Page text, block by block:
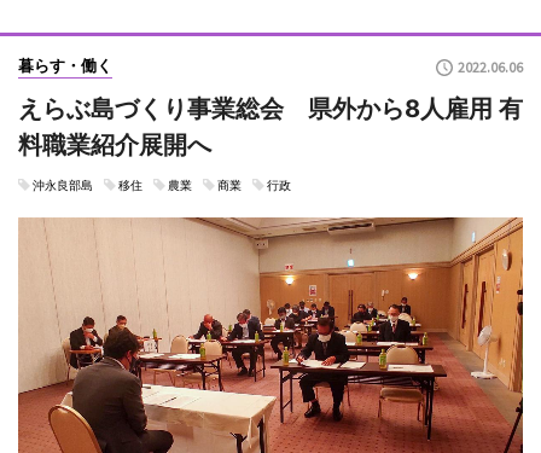
暮らす・働く 2022.06.06
えらぶ島づくり事業総会 県外から8人雇用 有
料職業紹介展開へ
沖永良部島 移住 農業 商業 行政